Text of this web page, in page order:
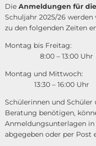
Die Anmeldungen für
Schuljahr 2025/26 werden
zu den folgenden Zeiten
Montag
8:00 – 13:00 Uhr
Montag
13:30 – 16:00 Uhr
Schülerinnen und Schüler
Beratung benötigen,
Anmeldungsunterlagen
abgegeben oder per Post